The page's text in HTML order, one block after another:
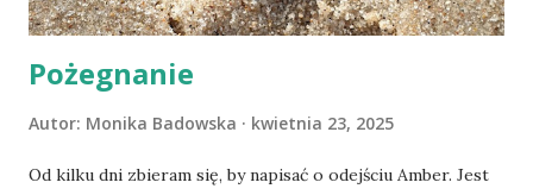
Pożegnanie
Autor: Monika Badowska kwietnia 23, 2025
Od kilku dni zbieram się, by napisać o odejściu Amber. Jest